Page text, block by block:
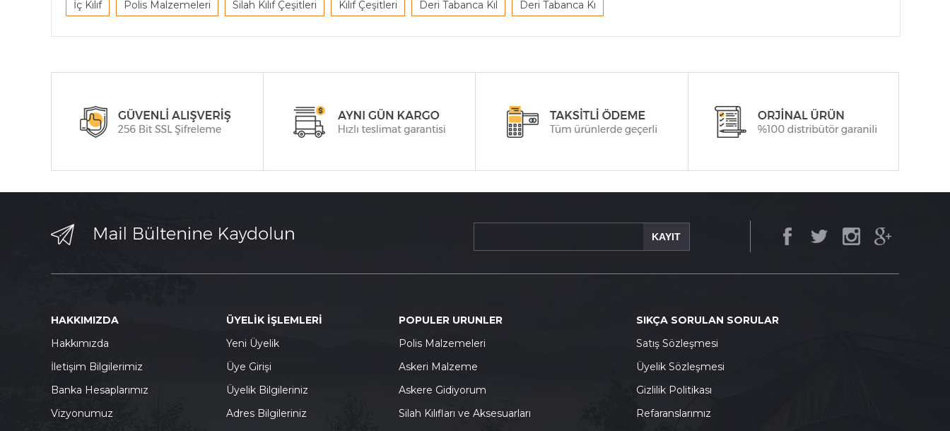
İç Kılıf Polis Malzemeleri Silah Kılıf Çeşitleri Kılıf Çeşitleri Deri Tabanca Kıl Deri Tabanca Kı
KAYIT
HAKKIMIZDA ÜYELİK İŞLEMLERİ POPULER URUNLER
SIKÇA SORULAN SORULAR
Hakkımızda
Yeni Üyelik Polis Malzemeleri Satış Sözleşmesi
İletişim Bilgilerimiz
Üye Girişi Askeri Malzeme Üyelik Sözleşmesi
Banka Hesaplarımız
Üyelik Bilgileriniz Askere Gidiyorum Gizlilik Politikası
Vizyonumuz
Adres Bilgileriniz Silah Kılıfları ve Aksesuarları
Refaranslarımız